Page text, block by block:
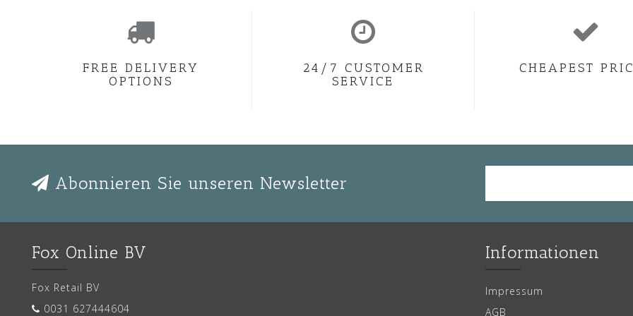
FREE DELIVERY
OPTIONS
24/7 CUSTOMER
SERVICE
CHEAPEST
Abonnieren Sie unseren Newsletter
Fox Online BV
Fox Retail BV
0031 627444604
Informationen
Impressum
AGB